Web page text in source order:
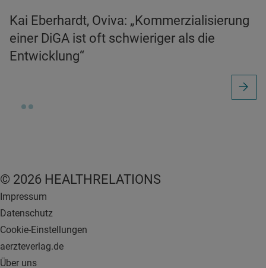
Kai Eberhardt, Oviva: „Kommerzialisierung
einer DiGA ist oft schwieriger als die
Entwicklung“
© 2026 HEALTHRELATIONS
Impressum
Datenschutz
Cookie-Einstellungen
aerzteverlag.de
Über uns